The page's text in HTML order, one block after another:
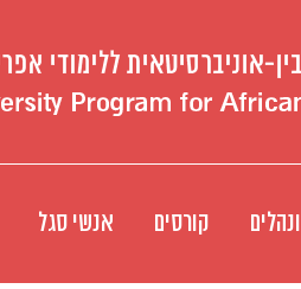
קורסים אנשי סגל